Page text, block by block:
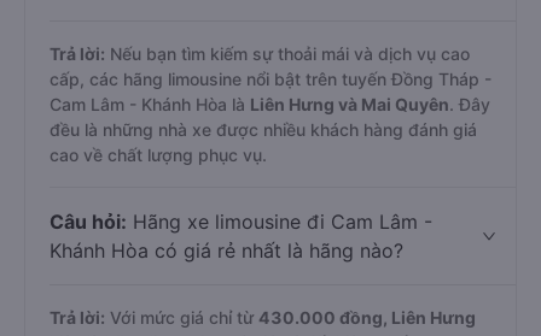
Trả lời: Nếu bạn tìm kiếm sự thoải mái và dịch vụ cao
cấp, các hãng limousine nổi bật trên tuyến Đồng Tháp -
Cam Lâm - Khánh Hòa là Liên Hưng và Mai Quyên. Đây
đều là những nhà xe được nhiều khách hàng đánh giá
cao về chất lượng phục vụ.
Câu hỏi: Hãng xe limousine đi Cam Lâm -
Khánh Hòa có giá rẻ nhất là hãng nào?
Trả lời: Với mức giá chỉ từ 430.000 đồng, Liên Hưng